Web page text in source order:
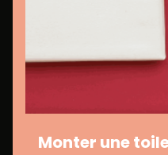
Monter une